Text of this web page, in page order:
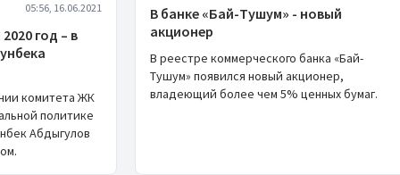
05:56, 16.06.2021
год – в
комитета ЖК
политике
Абдыгулов
В банке «Бай-Тушум»‎ - новый
акционер
В реестре коммерческого банка «Бай-
Тушум»‎ появился новый акционер,
владеющий более чем 5% ценных бумаг.